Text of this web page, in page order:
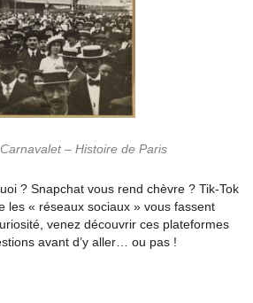
– Histoire de Paris
? Snapchat vous rend chèvre ? Tik-Tok
les « réseaux sociaux » vous fassent
venez découvrir ces plateformes
avant d’y aller… ou pas !